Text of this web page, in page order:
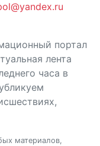
портал
лента
часа в
материалов,